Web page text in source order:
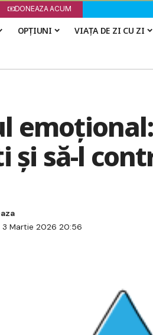
DONEAZA ACUM
OPȚIUNI VIAȚA DE ZI CU ZI
și să-l
3 Martie 2026 20:56